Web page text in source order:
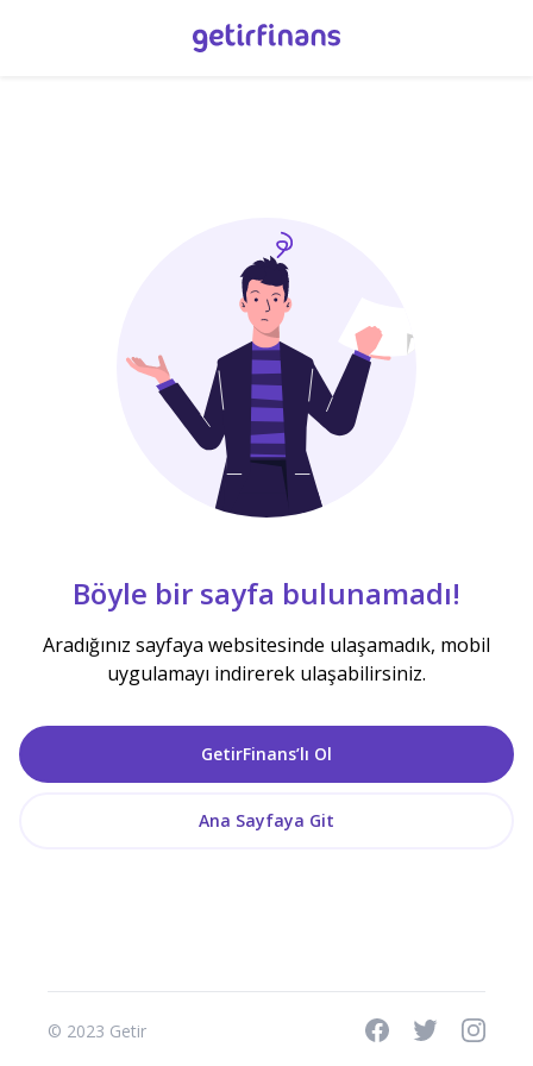
Böyle bir sayfa bulunamadı!
Aradığınız sayfaya websitesinde ulaşamadık, mobil
uygulamayı indirerek ulaşabilirsiniz.
GetirFinans’lı Ol
Ana Sayfaya Git
© 2023 Getir